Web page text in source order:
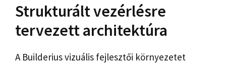
Strukturált vezérlésre
tervezett architektúra
A Builderius vizuális fejlesztői környezetet